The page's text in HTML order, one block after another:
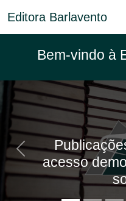
Editora Barlavento
Bem-vindo à
acesso
Anterior